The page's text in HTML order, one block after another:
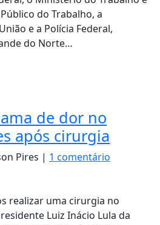
do Trabalho, a
e a Polícia Federal,
do Norte…
de dor no
após cirurgia
Pires | 1 comentário
realizar uma cirurgia no
Luiz Inácio Lula da